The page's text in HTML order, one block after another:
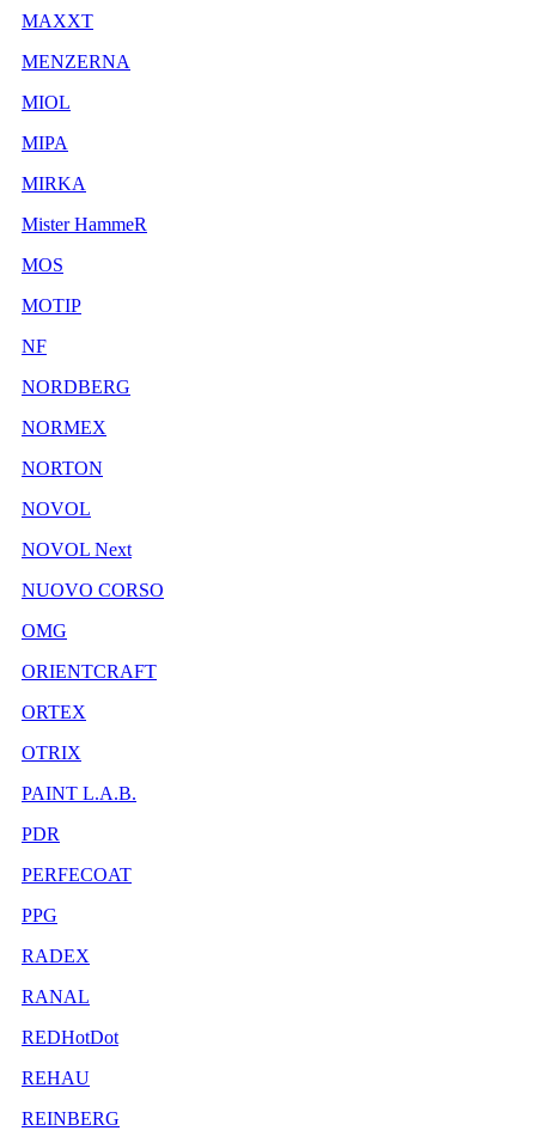
MAXXT
MENZERNA
MIOL
MIPA
MIRKA
Mister HammeR
MOS
MOTIP
NF
NORDBERG
NORMEX
NORTON
NOVOL
NOVOL Next
NUOVO CORSO
OMG
ORIENTCRAFT
ORTEX
OTRIX
PAINT L.A.B.
PDR
PERFECOAT
PPG
RADEX
RANAL
REDHotDot
REHAU
REINBERG